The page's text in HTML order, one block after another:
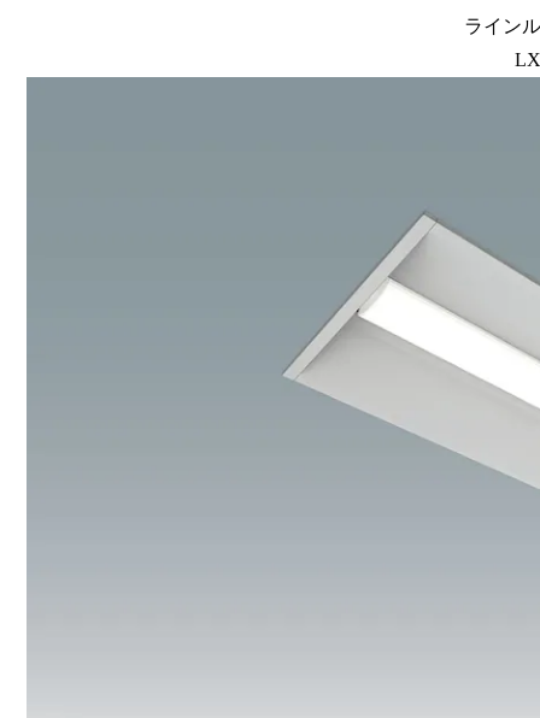
ライン